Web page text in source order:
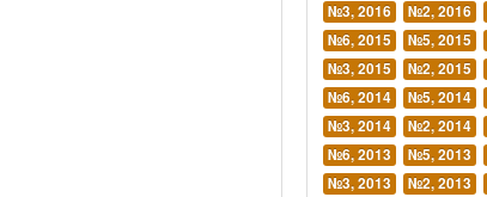
№3, 2016
№2, 2016
№6, 2015
№5, 2015
№3, 2015
№2, 2015
№6, 2014
№5, 2014
№3, 2014
№2, 2014
№6, 2013
№5, 2013
№3, 2013
№2, 2013